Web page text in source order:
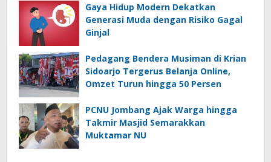
Gaya Hidup Modern Dekatkan
Generasi Muda dengan Risiko Gagal
Ginjal
Pedagang Bendera Musiman di Krian
Sidoarjo Tergerus Belanja Online,
Omzet Turun hingga 50 Persen
PCNU Jombang Ajak Warga hingga
Takmir Masjid Semarakkan
Muktamar NU